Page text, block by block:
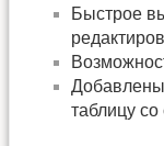
Быстрое
таблицу со